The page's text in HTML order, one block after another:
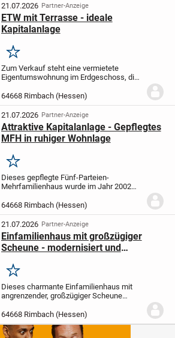
eines...
21.07.2026 Partner-Anzeige
ETW mit Terrasse - ideale
Kapitalanlage
Merken
Zum Verkauf steht eine vermietete
Eigentumswohnung im Erdgeschoss, die
ursprünglich als Wohnraum konzipiert ist
und sich hervorragend zur Eigennutzung
oder...
64668 Rimbach (Hessen)
21.07.2026 Partner-Anzeige
Attraktive Kapitalanlage - Gepflegtes
MFH in ruhiger Wohnlage
Merken
Dieses gepflegte Fünf-Parteien-
Mehrfamilienhaus wurde im Jahr 2002
ca. 640 m² großen Grundstück in ruhiger
Wohnlage. Mit einer Gesamtwohnfläche
von ca. 350,67...
64668 Rimbach (Hessen)
21.07.2026 Partner-Anzeige
Einfamilienhaus mit großzügiger
Scheune - modernisiert und
Merken
Dieses charmante Einfamilienhaus mit
angrenzender, großzügiger Scheune
modernem Wohnkomfort. Auf rund 126
m² Wohnfläche und insgesamt 5
Zimmern bietet die Immobilie...
64668 Rimbach (Hessen)